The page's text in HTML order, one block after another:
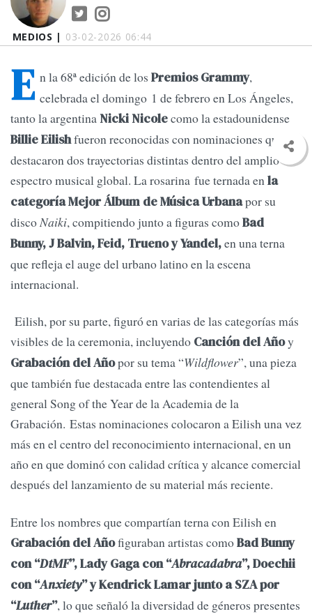
MEDIOS | 03-02-2026 06:44
E n la 68ª edición de los Premios Grammy,
celebrada el domingo 1 de febrero en Los Ángeles,
tanto la argentinaNicki Nicolecomo la estadounidense
Billie Eilishfueron reconocidas con nominaciones que
destacaron dos trayectorias distintas dentro del amplio
espectro musical global. La rosarina fue ternada enla
categoría Mejor Álbum de Música Urbanapor su
discoNaiki, compitiendo junto a figuras comoBad
Bunny, J Balvin, Feid, Trueno y Yandel,en una terna
que refleja el auge del urbano latino en la escena
internacional.
Eilish, por su parte, figuró en varias de las categorías más
visibles de la ceremonia, incluyendo Canción del Añoy
Grabación del Añopor su tema “Wildflower”, una pieza
que también fue destacada entre las contendientes al
general Song of the Year de la Academia de la
Grabación. Estas nominaciones colocaron a Eilish una vez
más en el centro del reconocimiento internacional, en un
año en que dominó con calidad crítica y alcance comercial
después del lanzamiento de su material más reciente.
Entre los nombres que compartían terna con Eilish en
Grabación del Añofiguraban artistas comoBad Bunny
con “DtMF”, Lady Gaga con “Abracadabra”, Doechii
con “Anxiety” y Kendrick Lamar junto a SZA por
“Luther”, lo que señaló la diversidad de géneros presentes